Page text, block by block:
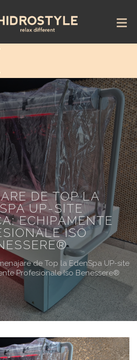
DE TOP LA
UP-SITE
ECHIPAMENTE
ISO
de Top la EdenSpa UP-site
Profesionale Iso Benessere®